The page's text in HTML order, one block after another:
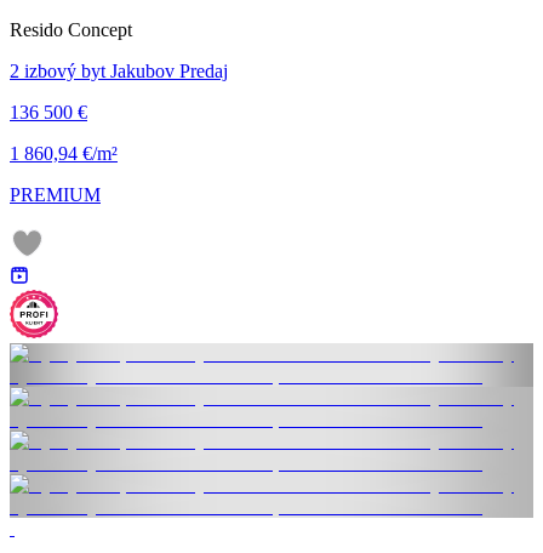
Resido Concept
2 izbový byt Jakubov Predaj
136 500 €
1 860,94 €/m²
PREMIUM